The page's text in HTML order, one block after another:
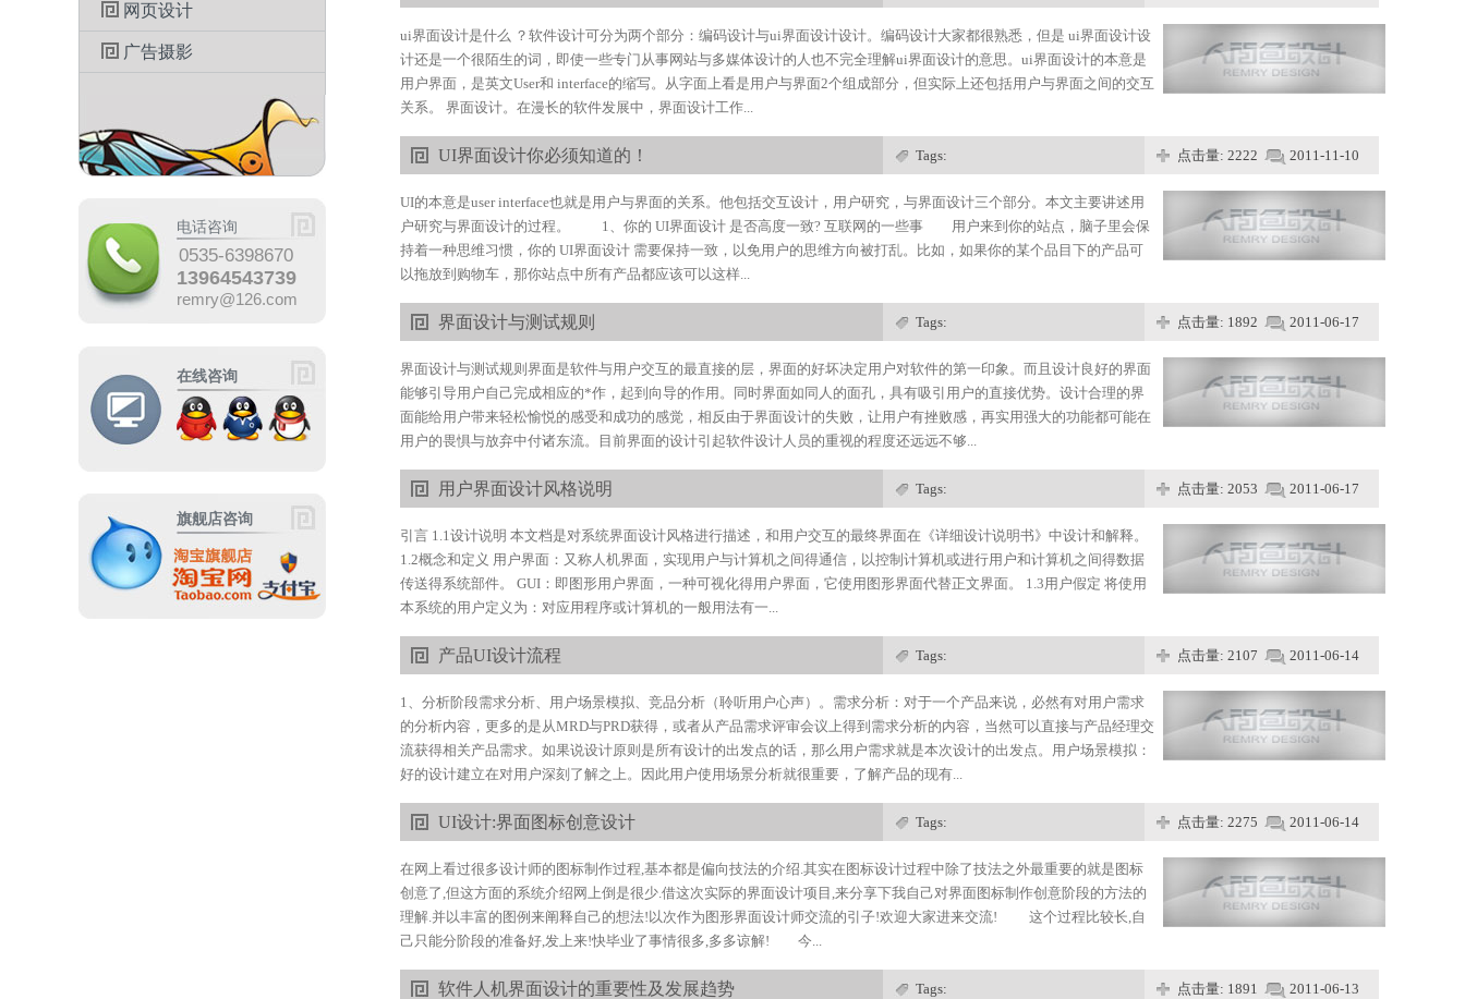
网页设计
广告摄影
电话咨询
0535-6398670
13964543739
remry@126.com
在线咨询
旗舰店咨询
ui界面设计是什么 ？软件设计可分为两个部分：编码设计与ui界面设计设计。编码设计大家都很熟悉，但是 ui界面设计设
计还是一个很陌生的词，即使一些专门从事网站与多媒体设计的人也不完全理解ui界面设计的意思。ui界面设计的本意是
用户界面，是英文User和 interface的缩写。从字面上看是用户与界面2个组成部分，但实际上还包括用户与界面之间的交互
关系。 界面设计。在漫长的软件发展中，界面设计工作...
UI界面设计你必须知道的！ Tags: 点击量: 2222 2011-11-10
UI的本意是user interface也就是用户与界面的关系。他包括交互设计，用户研究，与界面设计三个部分。本文主要讲述用
户研究与界面设计的过程。 1、你的 UI界面设计 是否高度一致? 互联网的一些事 用户来到你的站点，脑子里会保
持着一种思维习惯，你的 UI界面设计 需要保持一致，以免用户的思维方向被打乱。比如，如果你的某个品目下的产品可
以拖放到购物车，那你站点中所有产品都应该可以这样...
界面设计与测试规则 Tags: 点击量: 1892 2011-06-17
界面设计与测试规则界面是软件与用户交互的最直接的层，界面的好坏决定用户对软件的第一印象。而且设计良好的界面
能够引导用户自己完成相应的*作，起到向导的作用。同时界面如同人的面孔，具有吸引用户的直接优势。设计合理的界
面能给用户带来轻松愉悦的感受和成功的感觉，相反由于界面设计的失败，让用户有挫败感，再实用强大的功能都可能在
用户的畏惧与放弃中付诸东流。目前界面的设计引起软件设计人员的重视的程度还远远不够...
用户界面设计风格说明 Tags: 点击量: 2053 2011-06-17
引言 1.1设计说明 本文档是对系统界面设计风格进行描述，和用户交互的最终界面在《详细设计说明书》中设计和解释。
1.2概念和定义 用户界面：又称人机界面，实现用户与计算机之间得通信，以控制计算机或进行用户和计算机之间得数据
传送得系统部件。 GUI：即图形用户界面，一种可视化得用户界面，它使用图形界面代替正文界面。 1.3用户假定 将使用
本系统的用户定义为：对应用程序或计算机的一般用法有一...
产品UI设计流程 Tags: 点击量: 2107 2011-06-14
1、分析阶段需求分析、用户场景模拟、竞品分析（聆听用户心声）。需求分析：对于一个产品来说，必然有对用户需求
的分析内容，更多的是从MRD与PRD获得，或者从产品需求评审会议上得到需求分析的内容，当然可以直接与产品经理交
流获得相关产品需求。如果说设计原则是所有设计的出发点的话，那么用户需求就是本次设计的出发点。用户场景模拟：
好的设计建立在对用户深刻了解之上。因此用户使用场景分析就很重要，了解产品的现有...
UI设计:界面图标创意设计 Tags: 点击量: 2275 2011-06-14
在网上看过很多设计师的图标制作过程,基本都是偏向技法的介绍.其实在图标设计过程中除了技法之外最重要的就是图标
创意了,但这方面的系统介绍网上倒是很少.借这次实际的界面设计项目,来分享下我自己对界面图标制作创意阶段的方法的
理解.并以丰富的图例来阐释自己的想法!以次作为图形界面设计师交流的引子!欢迎大家进来交流! 这个过程比较长,自
己只能分阶段的准备好,发上来!快毕业了事情很多,多多谅解! 今...
软件人机界面设计的重要性及发展趋势 Tags: 点击量: 1891 2011-06-13